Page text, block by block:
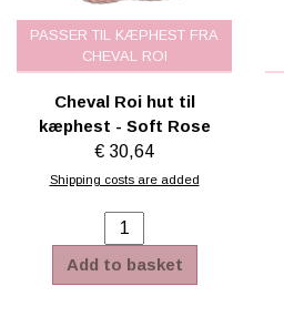
PASSER TIL KÆPHEST FRA
CHEVAL ROI
Cheval Roi hut til
kæphest - Soft Rose
€ 30,64
Shipping costs are added
Add to basket